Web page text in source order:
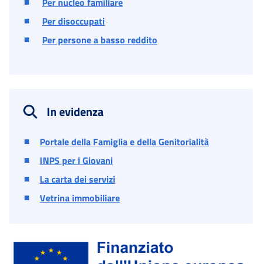
Per disoccupati
Per persone a basso reddito
In evidenza
Portale della Famiglia e della Genitorialità
INPS per i Giovani
La carta dei servizi
Vetrina immobiliare